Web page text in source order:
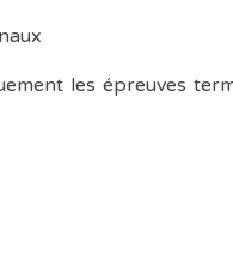
les épreuves